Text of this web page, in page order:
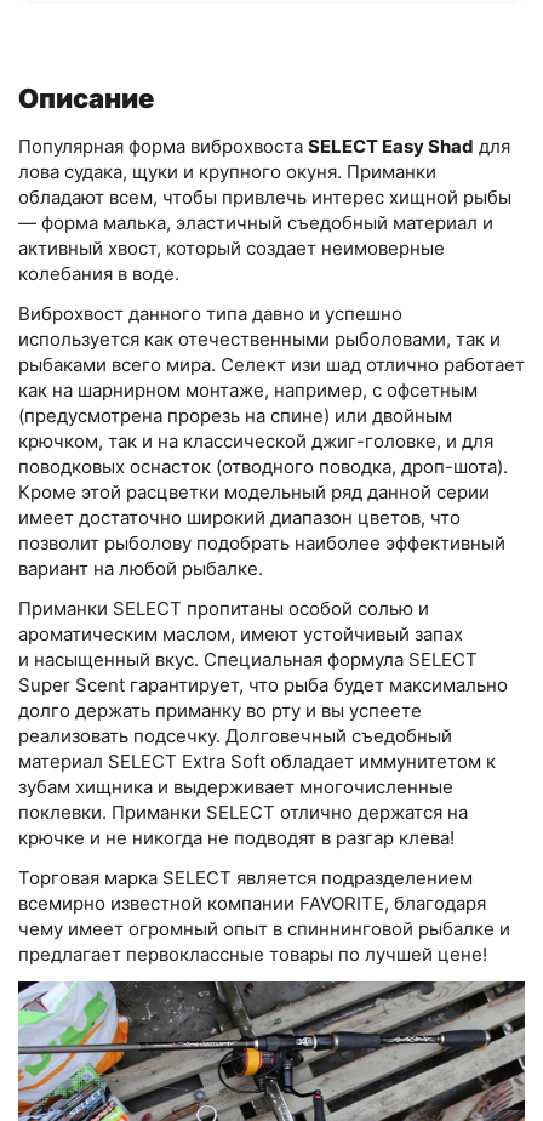
Описание
Популярная форма виброхвоста SELECT Easy Shad для
лова судака, щуки и крупного окуня. Приманки
обладают всем, чтобы привлечь интерес хищной рыбы
— форма малька, эластичный съедобный материал и
активный хвост, который создает неимоверные
колебания в воде.
Виброхвост данного типа давно и успешно
используется как отечественными рыболовами, так и
рыбаками всего мира. Селект изи шад отлично работает
как на шарнирном монтаже, например, с офсетным
(предусмотрена прорезь на спине) или двойным
крючком, так и на классической джиг-головке, и для
поводковых оснасток (отводного поводка, дроп-шота).
Кроме этой расцветки модельный ряд данной серии
имеет достаточно широкий диапазон цветов, что
позволит рыболову подобрать наиболее эффективный
вариант на любой рыбалке.
Приманки SELECT пропитаны особой солью и
ароматическим маслом, имеют устойчивый запах
и насыщенный вкус. Специальная формула SELECT
Super Scent гарантирует, что рыба будет максимально
долго держать приманку во рту и вы успеете
реализовать подсечку. Долговечный съедобный
материал SELECT Extra Soft обладает иммунитетом к
зубам хищника и выдерживает многочисленные
поклевки. Приманки SELECT отлично держатся на
крючке и не никогда не подводят в разгар клева!
Торговая марка SELECT является подразделением
всемирно известной компании FAVORITE, благодаря
чему имеет огромный опыт в спиннинговой рыбалке и
предлагает первоклассные товары по лучшей цене!